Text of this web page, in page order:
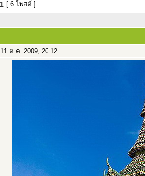
1 [ 6 โพสต์ ]
11 ต.ค. 2009, 20:12